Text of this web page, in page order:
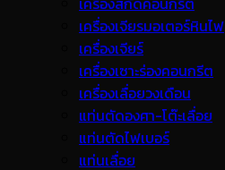
เครื่องเจียรมอเตอร์หินไฟ
เครื่องเจียร์
เครื่องเซาะร่องคอนกรีต
เครื่องเลื่อยวงเดือน
แท่นตัดองศา-โต๊ะเลื่อย
แท่นตัดไฟเบอร์
แท่นเลื่อย